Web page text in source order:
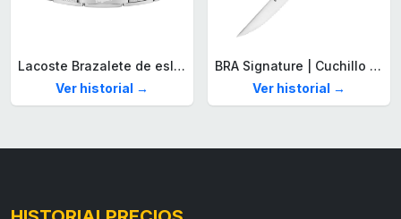
Lacoste Brazalete de eslabón para Hombre Colección STENCIL de Acero inoxidable
Ver historial →
BRA Signature | Cuchillo tomatero 120 mm, Acero Inoxidable alemán forjado con Molibdeno Vanadio, Mango Remachado ABS, Diseño Ergonómico, Hoja 1,6 mm espesor
Ver historial →